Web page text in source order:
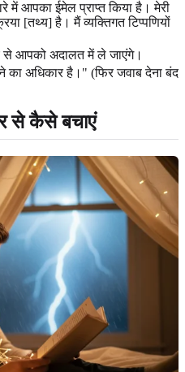
में आपका ईमेल प्राप्त किया है। मेरी
[तथ्य] है। मैं व्यक्तिगत टिप्पणियों
से आपको अदालत में ले जाएंगे।
का अधिकार है।" (फिर जवाब देना बंद
से कैसे बचाएं